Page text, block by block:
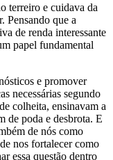
terreiro e cuidava da
Pensando que a
de renda interessante
papel fundamental
e promover
necessárias segundo
colheita, ensinavam a
de poda e desbrota. E
de nós como
nos fortalecer como
essa questão dentro